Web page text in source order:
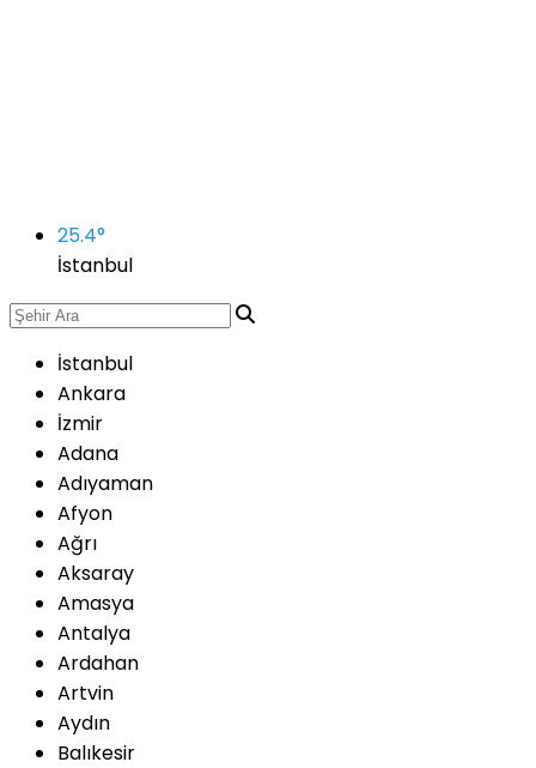
25.4°
İstanbul
İstanbul
Ankara
İzmir
Adana
Adıyaman
Afyon
Ağrı
Aksaray
Amasya
Antalya
Ardahan
Artvin
Aydın
Balıkesir